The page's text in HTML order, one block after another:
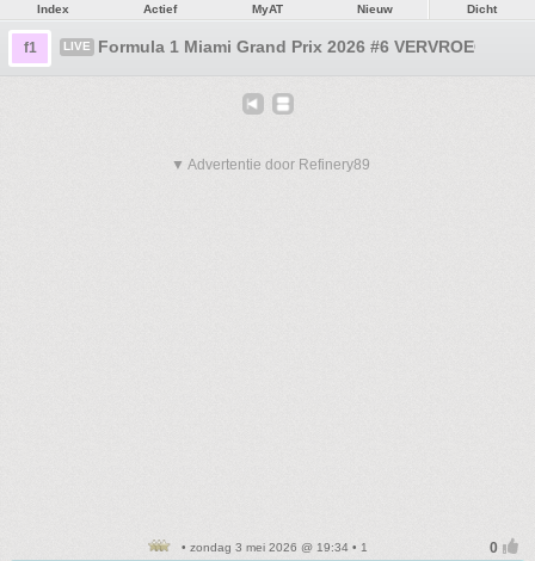
Index Actief MyAT Nieuw Dicht
f1 LIVE Formula 1 Miami Grand Prix 2026 #6 VERVROEGD!!!!!
▼ Advertentie door Refinery89
• zondag 3 mei 2026 @ 19:34 • 1